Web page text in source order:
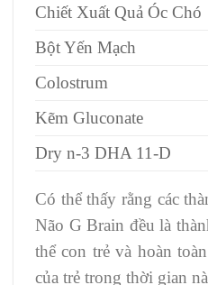
Chiết Xuất Quả Óc Chó
Bột Yến Mạch
Colostrum
Kẽm Gluconate
Dry n-3 DHA 11-D
Có thể thấy rằng các
Não G Brain đều là
thể con trẻ và hoàn
của trẻ trong thời gian